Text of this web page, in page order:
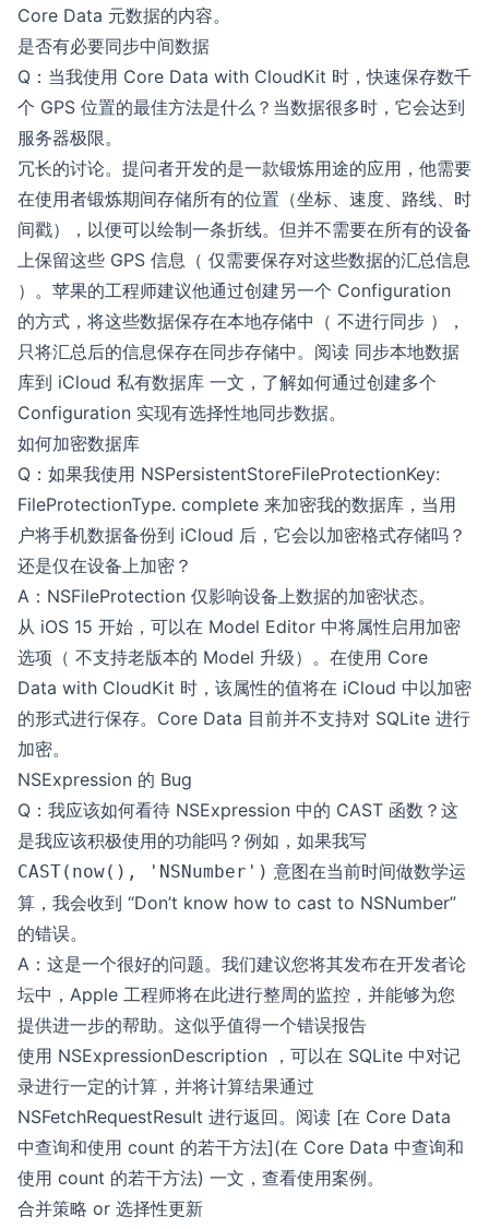
Core Data 元数据的内容。
是否有必要同步中间数据
Q：当我使用 Core Data with CloudKit 时，快速保存数千
个 GPS 位置的最佳方法是什么？当数据很多时，它会达到
服务器极限。
冗长的讨论。提问者开发的是一款锻炼用途的应用，他需要
在使用者锻炼期间存储所有的位置（坐标、速度、路线、时
间戳），以便可以绘制一条折线。但并不需要在所有的设备
上保留这些 GPS 信息（ 仅需要保存对这些数据的汇总信息
）。苹果的工程师建议他通过创建另一个 Configuration
的方式，将这些数据保存在本地存储中（ 不进行同步 ），
只将汇总后的信息保存在同步存储中。阅读 同步本地数据
库到 iCloud 私有数据库 一文，了解如何通过创建多个
Configuration 实现有选择性地同步数据。
如何加密数据库
Q：如果我使用 NSPersistentStoreFileProtectionKey:
FileProtectionType. complete 来加密我的数据库，当用
户将手机数据备份到 iCloud 后，它会以加密格式存储吗？
还是仅在设备上加密？
A：NSFileProtection 仅影响设备上数据的加密状态。
从 iOS 15 开始，可以在 Model Editor 中将属性启用加密
选项（ 不支持老版本的 Model 升级）。在使用 Core
Data with CloudKit 时，该属性的值将在 iCloud 中以加密
的形式进行保存。Core Data 目前并不支持对 SQLite 进行
加密。
NSExpression 的 Bug
Q：我应该如何看待 NSExpression 中的 CAST 函数？这
是我应该积极使用的功能吗？例如，如果我写
CAST(now(), 'NSNumber') 意图在当前时间做数学运
算，我会收到 “Don’t know how to cast to NSNumber”
的错误。
A：这是一个很好的问题。我们建议您将其发布在开发者论
坛中，Apple 工程师将在此进行整周的监控，并能够为您
提供进一步的帮助。这似乎值得一个错误报告
使用 NSExpressionDescription ，可以在 SQLite 中对记
录进行一定的计算，并将计算结果通过
NSFetchRequestResult 进行返回。阅读 [在 Core Data
中查询和使用 count 的若干方法](在 Core Data 中查询和
使用 count 的若干方法) 一文，查看使用案例。
合并策略 or 选择性更新